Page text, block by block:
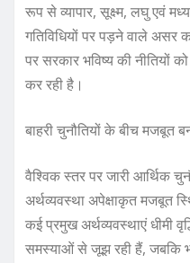
रूप से व्यापार, सूक्ष्म, लघु एवं
गतिविधियों पर पड़ने वाले असर
पर सरकार भविष्य की नीतियों
कर रही है।
बाहरी चुनौतियों के बीच मजबूत
वैश्विक स्तर पर जारी आर्थिक
अर्थव्यवस्था अपेक्षाकृत मजबूत
कई प्रमुख अर्थव्यवस्थाएं धीमी
समस्याओं से जूझ रही हैं, जबकि